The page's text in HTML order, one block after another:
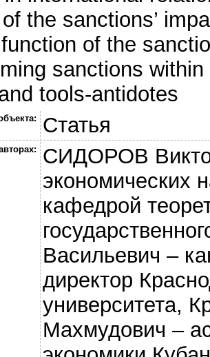
the sanctions’
of the
sanctions
tools-antidotes
Статья
СИДОРОВ
экономических
кафедрой
Васильевич –
директор
университета,
Махмудович –